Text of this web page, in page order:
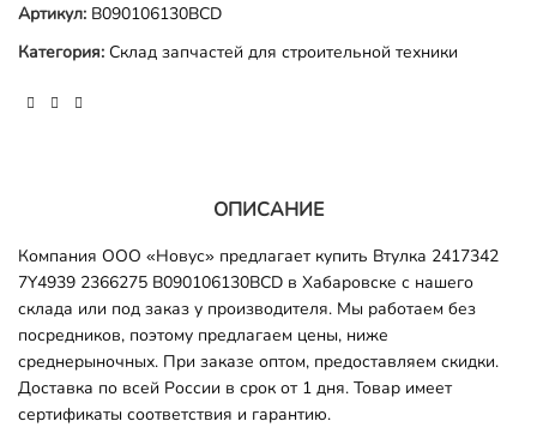
Артикул: B090106130BCD
Категория: Склад запчастей для строительной техники
ОПИСАНИЕ
Компания ООО «Новус» предлагает купить Втулка 2417342
7Y4939 2366275 B090106130BCD в Хабаровске с нашего
склада или под заказ у производителя. Мы работаем без
посредников, поэтому предлагаем цены, ниже
среднерыночных. При заказе оптом, предоставляем скидки.
Доставка по всей России в срок от 1 дня. Товар имеет
сертификаты соответствия и гарантию.